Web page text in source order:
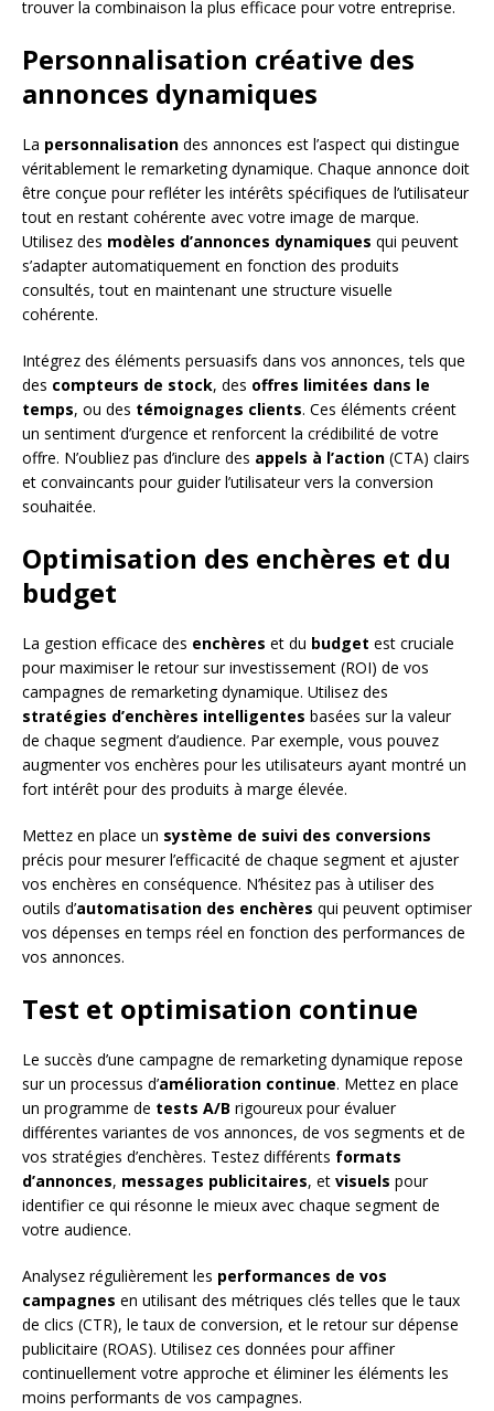
trouver la combinaison la plus efficace pour votre entreprise.
Personnalisation créative des
annonces dynamiques
La personnalisation des annonces est l’aspect qui distingue
véritablement le remarketing dynamique. Chaque annonce doit
être conçue pour refléter les intérêts spécifiques de l’utilisateur
tout en restant cohérente avec votre image de marque.
Utilisez des modèles d’annonces dynamiques qui peuvent
s’adapter automatiquement en fonction des produits
consultés, tout en maintenant une structure visuelle
cohérente.
Intégrez des éléments persuasifs dans vos annonces, tels que
des compteurs de stock, des offres limitées dans le
temps, ou des témoignages clients. Ces éléments créent
un sentiment d’urgence et renforcent la crédibilité de votre
offre. N’oubliez pas d’inclure des appels à l’action (CTA) clairs
et convaincants pour guider l’utilisateur vers la conversion
souhaitée.
Optimisation des enchères et du
budget
La gestion efficace des enchères et du budget est cruciale
pour maximiser le retour sur investissement (ROI) de vos
campagnes de remarketing dynamique. Utilisez des
stratégies d’enchères intelligentes basées sur la valeur
de chaque segment d’audience. Par exemple, vous pouvez
augmenter vos enchères pour les utilisateurs ayant montré un
fort intérêt pour des produits à marge élevée.
Mettez en place un système de suivi des conversions
précis pour mesurer l’efficacité de chaque segment et ajuster
vos enchères en conséquence. N’hésitez pas à utiliser des
outils d’automatisation des enchères qui peuvent optimiser
vos dépenses en temps réel en fonction des performances de
vos annonces.
Test et optimisation continue
Le succès d’une campagne de remarketing dynamique repose
sur un processus d’amélioration continue. Mettez en place
un programme de tests A/B rigoureux pour évaluer
différentes variantes de vos annonces, de vos segments et de
vos stratégies d’enchères. Testez différents formats
d’annonces, messages publicitaires, et visuels pour
identifier ce qui résonne le mieux avec chaque segment de
votre audience.
Analysez régulièrement les performances de vos
campagnes en utilisant des métriques clés telles que le taux
de clics (CTR), le taux de conversion, et le retour sur dépense
publicitaire (ROAS). Utilisez ces données pour affiner
continuellement votre approche et éliminer les éléments les
moins performants de vos campagnes.